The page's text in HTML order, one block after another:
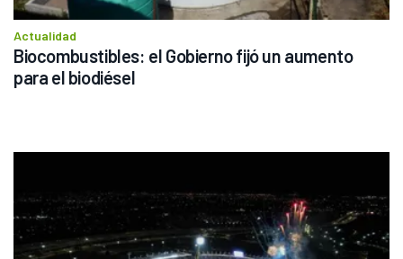
Actualidad
Biocombustibles: el Gobierno fijó un aumento
para el biodiésel